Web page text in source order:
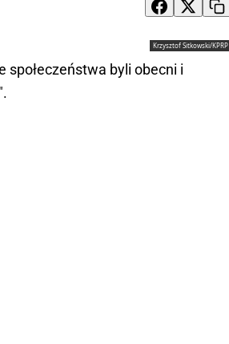
Krzysztof Sitkowski/KPRP
społeczeństwa byli obecni i